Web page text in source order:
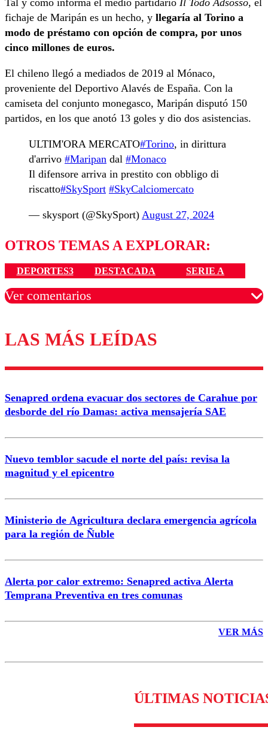
Tal y como informa el medio partidario Il Todo Adsosso, el
fichaje de Maripán es un hecho, y llegaría al Torino a
modo de préstamo con opción de compra, por unos
cinco millones de euros.
El chileno llegó a mediados de 2019 al Mónaco,
proveniente del Deportivo Alavés de España. Con la
camiseta del conjunto monegasco, Maripán disputó 150
partidos, en los que anotó 13 goles y dio dos asistencias.
ULTIM'ORA MERCATO#Torino, in dirittura
d'arrivo #Maripan dal #Monaco
Il difensore arriva in prestito con obbligo di
riscatto#SkySport #SkyCalciomercato
— skysport (@SkySport) August 27, 2024
OTROS TEMAS A EXPLORAR:
DEPORTES3 DESTACADA SERIE A
Ver comentarios
Los comentarios son moderados para garantizar un
diálogo respetuoso.
Nombre
Correo
LAS MÁS LEÍDAS
Senapred ordena evacuar dos sectores de Carahue por
desborde del río Damas: activa mensajería SAE
Nuevo temblor sacude el norte del país: revisa la
magnitud y el epicentro
Ministerio de Agricultura declara emergencia agrícola
para la región de Ñuble
Alerta por calor extremo: Senapred activa Alerta
Temprana Preventiva en tres comunas
VER MÁS
ÚLTIMAS